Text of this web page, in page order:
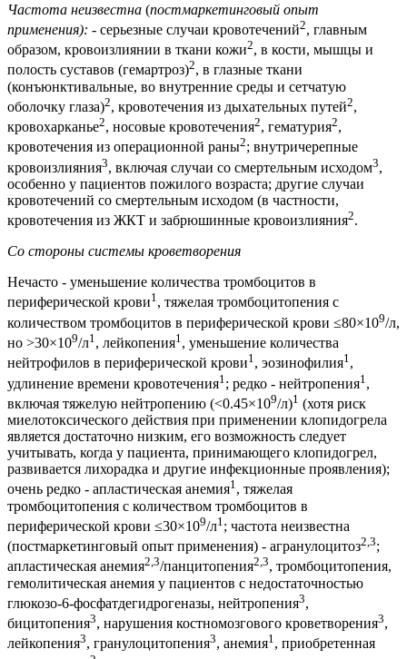
Частота неизвестна (постмаркетинговый опыт
применения): - серьезные случаи кровотечений2, главным
образом, кровоизлиянии в ткани кожи2, в кости, мышцы и
полость суставов (гемартроз)2, в глазные ткани
(конъюнктивальные, во внутренние среды и сетчатую
оболочку глаза)2, кровотечения из дыхательных путей2,
кровохарканье2, носовые кровотечения2, гематурия2,
кровотечения из операционной раны2; внутричерепные
кровоизлияния3, включая случаи со смертельным исходом3,
особенно у пациентов пожилого возраста; другие случаи
кровотечений со смертельным исходом (в частности,
кровотечения из ЖКТ и забрюшинные кровоизлияния2.
Со стороны системы кроветворения
Нечасто - уменьшение количества тромбоцитов в
периферической крови1, тяжелая тромбоцитопения с
количеством тромбоцитов в периферической крови ≤80×109/л,
но >30×109/л1, лейкопения1, уменьшение количества
нейтрофилов в периферической крови1, эозинофилия1,
удлинение времени кровотечения1 ; редко - нейтропения1 ,
включая тяжелую нейтропению (<0.45×109/л)1 (хотя риск
миелотоксического действия при применении клопидогрела
является достаточно низким, его возможность следует
учитывать, когда у пациента, принимающего клопидогрел,
развивается лихорадка и другие инфекционные проявления);
очень редко - апластическая анемия1, тяжелая
тромбоцитопения с количеством тромбоцитов в
периферической крови ≤30×109/л1 ; частота неизвестна
(постмаркетинговый опыт применения) - агранулоцитоз2,3;
апластическая анемия2,3/панцитопения2,3, тромбоцитопения,
гемолитическая анемия у пациентов с недостаточностью
глюкозо-6-фосфатдегидрогеназы, нейтропения3,
бицитопения3, нарушения костномозгового кроветворения3,
лейкопения3, гранулоцитопения3, анемия1, приобретенная